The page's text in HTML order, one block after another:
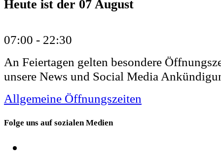
Heute ist der 07 August
07:00 - 22:30
An Feiertagen gelten besondere
unsere News und Social Media
Allgemeine Öffnungszeiten
Folge uns auf sozialen Medien